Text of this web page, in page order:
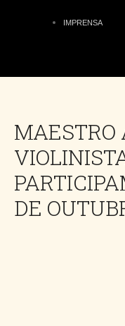
IMPRENSA
MAESTRO
DE